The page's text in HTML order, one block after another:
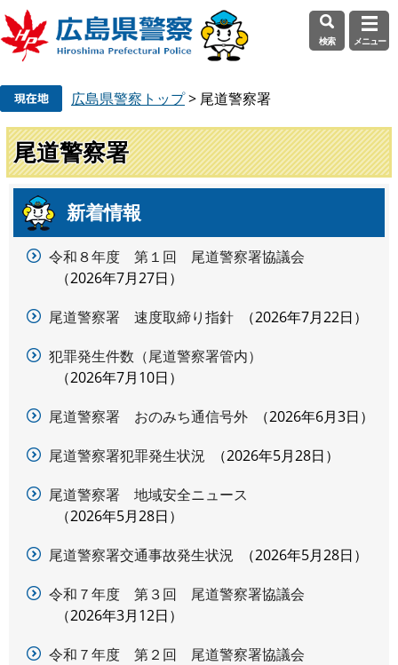
の
先
頭
ー
を
飛
検索 メニュー
広島県警察トップ> 尾道警察署
尾道警察署
本
文
新着情報
令和８年度 第１回 尾道警察署協議会
2026年7月27日
尾道警察署 速度取締り指針
2026年7月22日
犯罪発生件数（尾道警察署管内）
2026年7月10日
尾道警察署 おのみち通信号外
2026年6月3日
尾道警察署犯罪発生状況
2026年5月28日
尾道警察署 地域安全ニュース
2026年5月28日
尾道警察署交通事故発生状況
2026年5月28日
令和７年度 第３回 尾道警察署協議会
2026年3月12日
令和７年度 第２回 尾道警察署協議会